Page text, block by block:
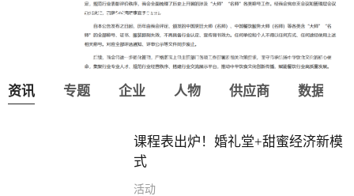
中国烹饪协会：取消“大师”“名师”等称
资讯 专题 企业 人物 供应商 数据
课程表出炉！婚礼堂+甜蜜经济新模
式
活动